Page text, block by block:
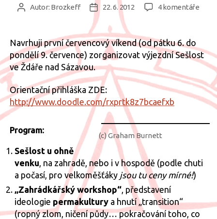
AutorAutor: Brozkeff
Datum
příspěvku
22. 6. 2012 4 komentářeu
6.-
Navrhuji první červencový víkend (od pátku 6. do
pondělí 9. července) zorganizovat výjezdní Sešlost
ve Ždáře nad Sázavou.
Orientační přihláška ZDE:
http://www.doodle.com/rxprtk8z7bcaefxb
(c) Graham Burnett
Program:
Sešlost u ohně
venku, na zahradě, nebo i v hospodě (podle chuti
a počasí, pro velkoměšťáky jsou tu ceny mírné!)
„Zahrádkářský workshop“, představení
ideologie permakultury a hnutí „transition“
(ropný zlom, ničení půdy… pokračování toho, co